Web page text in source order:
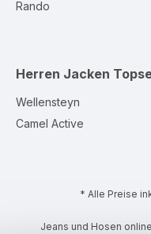
Rando
Herren Jacken
Wellensteyn
Camel Active
* Alle Preise
Jeans und Hosen